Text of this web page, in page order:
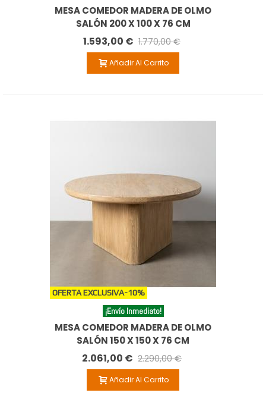
MESA COMEDOR MADERA DE OLMO
SALÓN 200 X 100 X 76 CM
1.593,00 € 1.770,00 €
Añadir Al Carrito
OFERTA EXCLUSIVA-10%
¡Envío Inmediato!
MESA COMEDOR MADERA DE OLMO
SALÓN 150 X 150 X 76 CM
2.061,00 € 2.290,00 €
Añadir Al Carrito